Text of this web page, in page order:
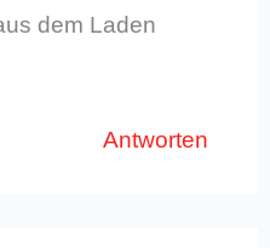
dem Laden
Antworten